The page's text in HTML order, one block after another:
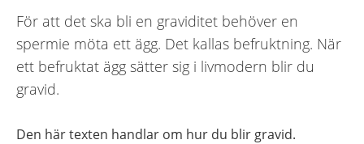
För att det ska bli en graviditet behöver en
spermie möta ett ägg. Det kallas befruktning. När
ett befruktat ägg sätter sig i livmodern blir du
gravid.
Den här texten handlar om hur du blir gravid.